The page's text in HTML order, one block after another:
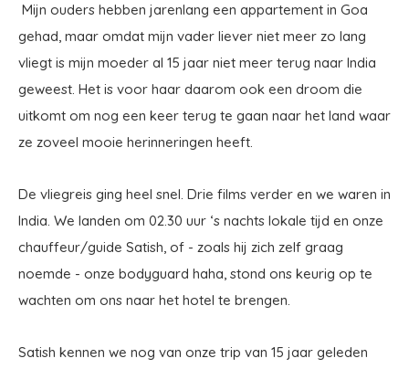
Mijn ouders hebben jarenlang een appartement in Goa
gehad, maar omdat mijn vader liever niet meer zo lang
vliegt is mijn moeder al 15 jaar niet meer terug naar India
geweest. Het is voor haar daarom ook een droom die
uitkomt om nog een keer terug te gaan naar het land waar
ze zoveel mooie herinneringen heeft.
De vliegreis ging heel snel. Drie films verder en we waren in
India. We landen om 02.30 uur ‘s nachts lokale tijd en onze
chauffeur/guide Satish, of - zoals hij zich zelf graag
noemde - onze bodyguard haha, stond ons keurig op te
wachten om ons naar het hotel te brengen.
Satish kennen we nog van onze trip van 15 jaar geleden